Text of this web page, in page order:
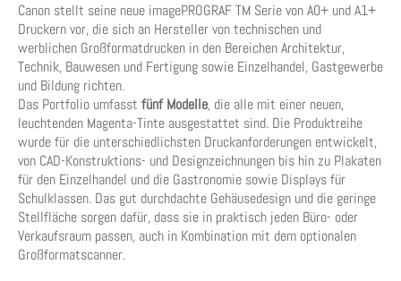
Canon stellt seine neue imagePROGRAF TM Serie von A0+ und A1+
Druckern vor, die sich an Hersteller von technischen und
werblichen Großformatdrucken in den Bereichen Architektur,
Technik, Bauwesen und Fertigung sowie Einzelhandel, Gastgewerbe
und Bildung richten.
Das Portfolio umfasst fünf Modelle, die alle mit einer neuen,
leuchtenden Magenta-Tinte ausgestattet sind. Die Produktreihe
wurde für die unterschiedlichsten Druckanforderungen entwickelt,
von CAD-Konstruktions- und Designzeichnungen bis hin zu Plakaten
für den Einzelhandel und die Gastronomie sowie Displays für
Schulklassen. Das gut durchdachte Gehäusedesign und die geringe
Stellfläche sorgen dafür, dass sie in praktisch jeden Büro- oder
Verkaufsraum passen, auch in Kombination mit dem optionalen
Großformatscanner.